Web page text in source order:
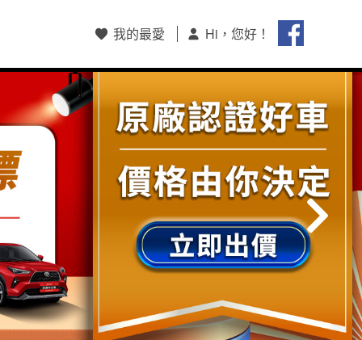
我的最愛 Hi，您好！
會員註冊/登入
和泰集團會員中心
購車和泰Pay支付
HOTAI購
保留車查詢